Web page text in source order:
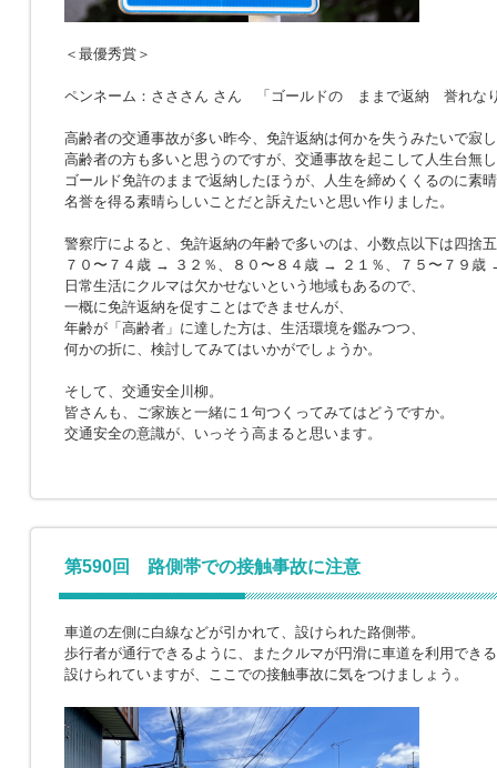
＜最優秀賞＞
ペンネーム：さささん さん 「ゴールドの ままで返納 誉れな
高齢者の交通事故が多い昨今、免許返納は何かを失うみたいで寂
高齢者の方も多いと思うのですが、交通事故を起こして人生台無
ゴールド免許のままで返納したほうが、人生を締めくくるのに素
名誉を得る素晴らしいことだと訴えたいと思い作りました。
警察庁によると、免許返納の年齢で多いのは、小数点以下は四捨
７０〜７４歳 → ３２％、８０〜８４歳 → ２１％、７５〜７９歳
日常生活にクルマは欠かせないという地域もあるので、
一概に免許返納を促すことはできませんが、
年齢が「高齢者」に達した方は、生活環境を鑑みつつ、
何かの折に、検討してみてはいかがでしょうか。
そして、交通安全川柳。
皆さんも、ご家族と一緒に１句つくってみてはどうですか。
交通安全の意識が、いっそう高まると思います。
第590回 路側帯での接触事故に注意
車道の左側に白線などが引かれて、設けられた路側帯。
歩行者が通行できるように、またクルマが円滑に車道を利用でき
設けられていますが、ここでの接触事故に気をつけましょう。